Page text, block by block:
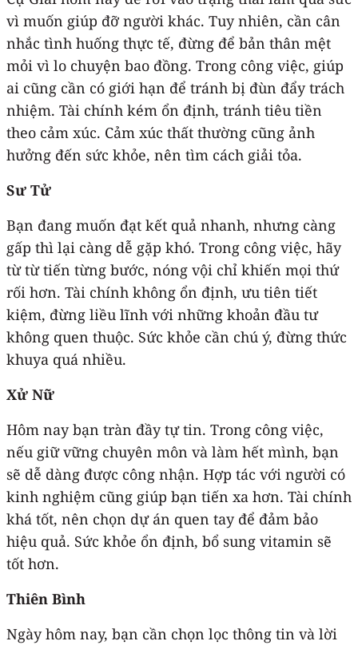
vì muốn giúp đỡ người khác. Tuy nhiên, cần cân
nhắc tình huống thực tế, đừng để bản thân mệt
mỏi vì lo chuyện bao đồng. Trong công việc, giúp
ai cũng cần có giới hạn để tránh bị đùn đẩy trách
nhiệm. Tài chính kém ổn định, tránh tiêu tiền
theo cảm xúc. Cảm xúc thất thường cũng ảnh
hưởng đến sức khỏe, nên tìm cách giải tỏa.
Sư Tử
Bạn đang muốn đạt kết quả nhanh, nhưng càng
gấp thì lại càng dễ gặp khó. Trong công việc, hãy
từ từ tiến từng bước, nóng vội chỉ khiến mọi thứ
rối hơn. Tài chính không ổn định, ưu tiên tiết
kiệm, đừng liều lĩnh với những khoản đầu tư
không quen thuộc. Sức khỏe cần chú ý, đừng thức
khuya quá nhiều.
Xử Nữ
Hôm nay bạn tràn đầy tự tin. Trong công việc,
nếu giữ vững chuyên môn và làm hết mình, bạn
sẽ dễ dàng được công nhận. Hợp tác với người có
kinh nghiệm cũng giúp bạn tiến xa hơn. Tài chính
khá tốt, nên chọn dự án quen tay để đảm bảo
hiệu quả. Sức khỏe ổn định, bổ sung vitamin sẽ
tốt hơn.
Thiên Bình
Ngày hôm nay, bạn cần chọn lọc thông tin và lời